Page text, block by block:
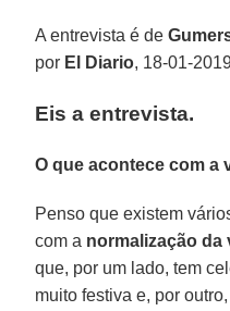
A entrevista é de
por El Diario, 18-01-
Eis a entrevista.
O que acontece com a
Penso que existem
com a normalização da
que, por um lado, tem
muito festiva e, por